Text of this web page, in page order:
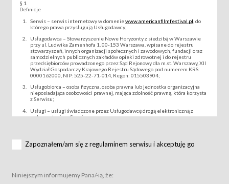
§ 1
Definicje
Serwis – serwis internetowy w domeniewww.americanfilmfestival.pl , do
którego prawa przysługują Usługodawcy;
Usługodawca – Stowarzyszenie Nowe Horyzonty z siedzibą w Warszawie
przy ul. Ludwika Zamenhofa 1, 00-153 Warszawa, wpisane do rejestru
stowarzyszeń, innych organizacji społecznych i zawodowych, fundacji oraz
samodzielnych publicznych zakładów opieki zdrowotnej i do rejestru
przedsiębiorców prowadzonego przez Sąd Rejonowy dla m.st. Warszawy, XII
Wydział Gospodarczy Krajowego Rejestru Sądowego pod numerem KRS:
0000162000, NIP: 525-22-71-014, Regon: 015503904;
Usługobiorca – osoba fizyczna, osoba prawna lub jednostka organizacyjna
nieposiadająca osobowości prawnej, mająca zdolność prawną, która korzysta
z Serwisu;
Usługi – usługi świadczone przez Usługodawcę drogą elektroniczną z
wykorzystaniem Serwisu;
za pośrednictwem Serwisu;
podmiotom z branży mediów i filmowej (Akredytacje);
Zapoznałem/am się z regulaminem serwisu i akceptuję go
Niniejszym informujemy Pana/-ią, że: